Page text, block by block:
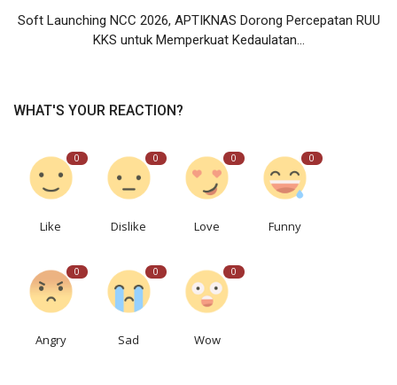
Soft Launching NCC 2026, APTIKNAS Dorong Percepatan RUU
KKS untuk Memperkuat Kedaulatan...
WHAT'S YOUR REACTION?
0
Like
0
Dislike
0
Love
0
Funny
0
Angry
0
Sad
0
Wow